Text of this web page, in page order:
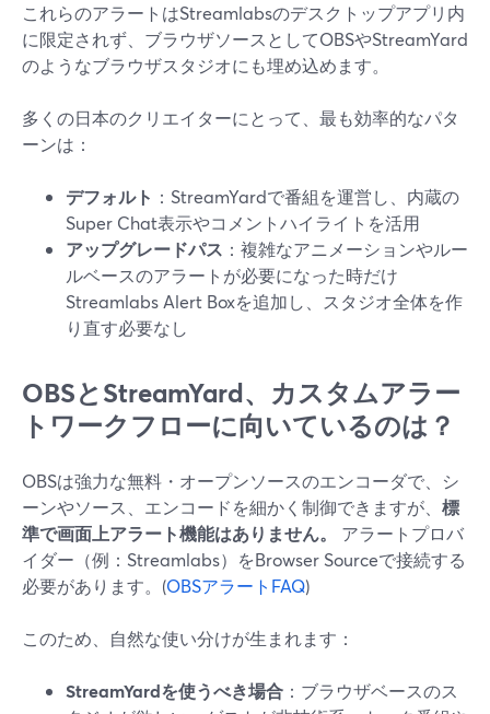
これらのアラートはStreamlabsのデスクトップアプリ内
に限定されず、ブラウザソースとしてOBSやStreamYard
のようなブラウザスタジオにも埋め込めます。
多くの日本のクリエイターにとって、最も効率的なパタ
ーンは：
デフォルト ：StreamYardで番組を運営し、内蔵の
Super Chat表示やコメントハイライトを活用
アップグレードパス ：複雑なアニメーションやルー
ルベースのアラートが必要になった時だけ
Streamlabs Alert Boxを追加し、スタジオ全体を作
り直す必要なし
OBSとStreamYard、カスタムアラー
トワークフローに向いているのは？
OBSは強力な無料・オープンソースのエンコーダで、シ
ーンやソース、エンコードを細かく制御できますが、 標
準で画面上アラート機能はありません。
アラートプロバ
イダー（例：Streamlabs）をBrowser Sourceで接続する
必要があります。(OBSアラートFAQ)
このため、自然な使い分けが生まれます：
StreamYardを使うべき場合 ：ブラウザベースのス